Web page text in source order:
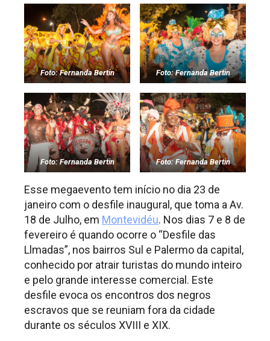
Foto: Fernanda Bertin Foto: Fernanda Bertin
Foto: Fernanda Bertin Foto: Fernanda Bertin
Esse megaevento tem início no dia 23 de
janeiro com o desfile inaugural, que toma a Av.
18 de Julho, em Montevidéu. Nos dias 7 e 8 de
fevereiro é quando ocorre o “Desfile das
Llmadas”, nos bairros Sul e Palermo da capital,
conhecido por atrair turistas do mundo inteiro
e pelo grande interesse comercial. Este
desfile evoca os encontros dos negros
escravos que se reuniam fora da cidade
durante os séculos XVIII e XIX.